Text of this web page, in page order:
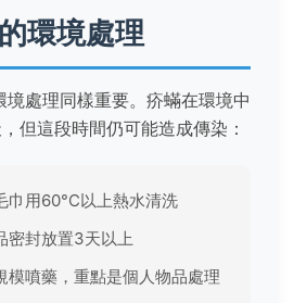
環境處理
處理同樣重要。疥蟎在環境中
但這段時間仍可能造成傳染：
巾用60°C以上熱水清洗
密封放置3天以上
模噴藥，重點是個人物品處理